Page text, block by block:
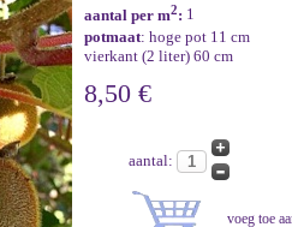
aantal per m2: 1
potmaat: hoge pot 11 cm
vierkant (2 liter) 60 cm
8,50 €
aantal: